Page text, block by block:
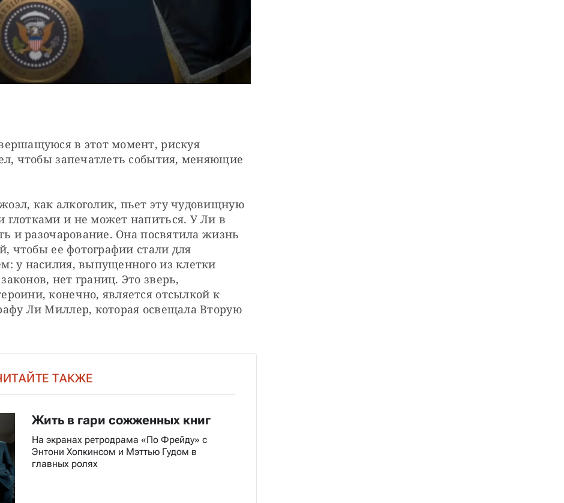
в этот момент, рискуя
чтобы запечатлеть события, меняющие
как алкоголик, пьет эту чудовищную
и не может напиться. У Ли в
и разочарование. Она посвятила жизнь
чтобы ее фотографии стали для
у насилия, выпущенного из клетки
нет границ. Это зверь,
конечно, является отсылкой к
Ли Миллер, которая освещала Вторую
ТАКЖЕ
Жить в гари сожженных книг
На экранах ретродрама «По Фрейду» с
Энтони Хопкинсом и Мэттью Гудом в
главных ролях